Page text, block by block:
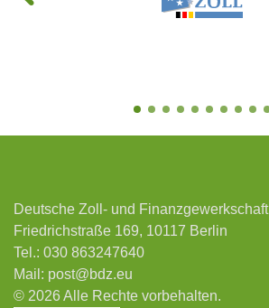
Deutsche Zoll- und Finanzgewerkschaft
Friedrichstraße 169, 10117 Berlin
Tel.: 030 863247640
Mail: post@bdz.eu
© 2026 Alle Rechte vorbehalten.